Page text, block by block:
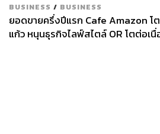
BUSINESS / BUSINESS
ยอดขายครึ่งปีแรก Cafe Amazon โต
แก้ว หนุนธุรกิจไลฟ์สไตล์ OR โตต่อเนื่